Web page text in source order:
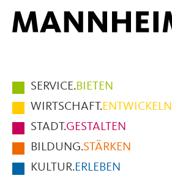
Hauptmenüpunkte
im
Fußbereich
der
Seite
SERVICE.BIETEN
WIRTSCHAFT.ENTWICKELN
STADT.GESTALTEN
BILDUNG.STÄRKEN
KULTUR.ERLEBEN